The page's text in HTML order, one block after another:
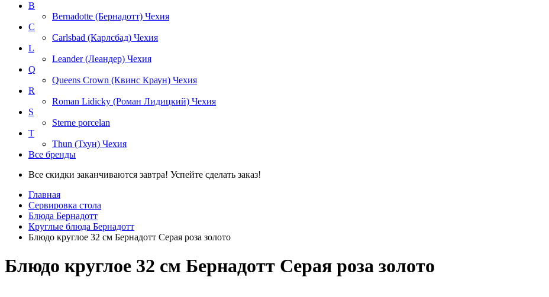
B
Bernadotte (Бернадотт) Чехия
C
Carlsbad (Карлсбад) Чехия
L
Leander (Леандер) Чехия
Q
Queens Crown (Квинс Краун) Чехия
R
Roman Lidicky (Роман Лидицкий) Чехия
S
Sterne porcelan
T
Thun (Тхун) Чехия
Все бренды
Все скидки заканчиваются завтра! Успейте сделать заказ!
Главная
Сервировка стола
Блюда Бернадотт
Круглые блюда Бернадотт
Блюдо круглое 32 см Бернадотт Серая роза золото
Блюдо круглое 32 см Бернадотт Серая роза золото